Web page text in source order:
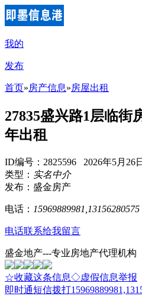
我的
发布
首页»房产信息»房屋出租
27835盛兴路1层临街
年出租
ID编号：2825596 2026年5月26
类型： 实名中介
发布：盛金房产
电话： 15969889981,13156280575
电话联系给我留言
盛金地产---专业房地产代理机构
☆收藏这条信息◇虚假信息举报
即时通短信拨打